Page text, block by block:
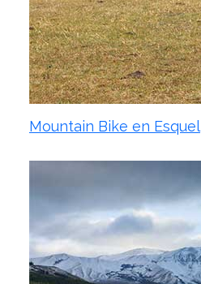
Mountain Bike en Esquel